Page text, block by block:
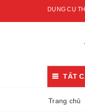
DỤNG CỤ
TẤT
Trang chủ